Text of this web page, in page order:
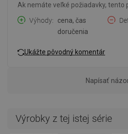
Ak nemáte veľké požiadavky, tento
Výhody
cena, čas
doručenia
Ukážte pôvodný komentár
Napísať
Výrobky z tej istej série